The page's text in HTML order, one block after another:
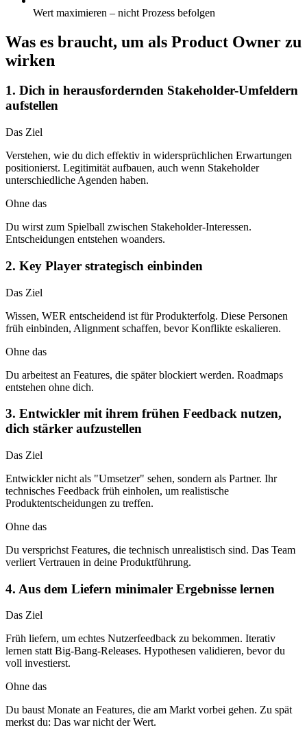
Wert maximieren – nicht Prozess befolgen
Was es braucht, um als Product Owner zu
wirken
1. Dich in herausfordernden Stakeholder-Umfeldern
aufstellen
Das Ziel
Verstehen, wie du dich effektiv in widersprüchlichen Erwartungen
positionierst. Legitimität aufbauen, auch wenn Stakeholder
unterschiedliche Agenden haben.
Ohne das
Du wirst zum Spielball zwischen Stakeholder-Interessen.
Entscheidungen entstehen woanders.
2. Key Player strategisch einbinden
Das Ziel
Wissen, WER entscheidend ist für Produkterfolg. Diese Personen
früh einbinden, Alignment schaffen, bevor Konflikte eskalieren.
Ohne das
Du arbeitest an Features, die später blockiert werden. Roadmaps
entstehen ohne dich.
3. Entwickler mit ihrem frühen Feedback nutzen,
dich stärker aufzustellen
Das Ziel
Entwickler nicht als "Umsetzer" sehen, sondern als Partner. Ihr
technisches Feedback früh einholen, um realistische
Produktentscheidungen zu treffen.
Ohne das
Du versprichst Features, die technisch unrealistisch sind. Das Team
verliert Vertrauen in deine Produktführung.
4. Aus dem Liefern minimaler Ergebnisse lernen
Das Ziel
Früh liefern, um echtes Nutzerfeedback zu bekommen. Iterativ
lernen statt Big-Bang-Releases. Hypothesen validieren, bevor du
voll investierst.
Ohne das
Du baust Monate an Features, die am Markt vorbei gehen. Zu spät
merkst du: Das war nicht der Wert.